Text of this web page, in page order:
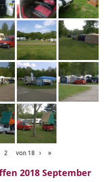
von 18 › »
2018 September